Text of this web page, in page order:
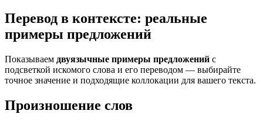
Перевод в контексте: реальные
примеры предложений
Показываем двуязычные примеры предложений с
подсветкой искомого слова и его переводом — выбирайте
точное значение и подходящие коллокации для вашего текста.
Произношение слов